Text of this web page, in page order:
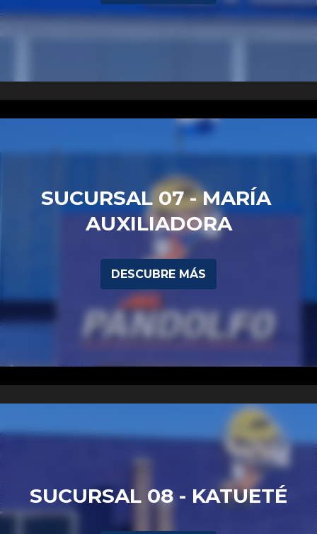
SUCURSAL 07 - MARÍA
AUXILIADORA
DESCUBRE MÁS
SUCURSAL 08 - KATUETÉ